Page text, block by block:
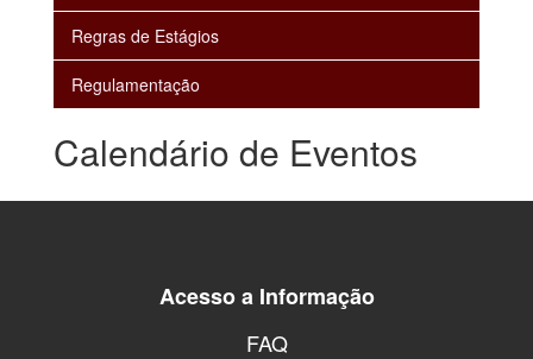
Regras de Estágios
Regulamentação
Calendário de Eventos
Acesso a Informação
FAQ